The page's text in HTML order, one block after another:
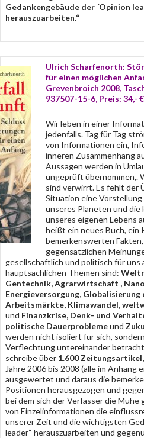
Gedankengebäude der ´Opinion
herauszuarbeiten.“
Ulrich Scharfenorth:
für einen möglichen
Grevenbroich 2008,
937507-15-6, Preis: 34,-
Wir leben in einer
jedenfalls. Tag für Tag
von Informationen ein,
inneren Zusammenhang
Aussagen werden in
ungeprüft übernommen,.
sind verwirrt. Es fehlt der
Situation eine
unseres Planeten und die
unseres eigenen Lebens
heißt ein neues Buch, ein
bemerkenswerten
gegensätzlichen
gesellschaftlich und politisch für uns
hauptsächlichen Themen sind:
Gentechnik, Agrarwirtschaft ,
Energieversorgung,
Arbeitsmärkte, Klimawandel,
und Finanzkrise, Denk- und
politische Dauerproblemeund
werden nicht isoliert für sich,
Verflechtung untereinander
schreibe über 1.600
Jahre 2006 bis 2008 (alle im Anhang
ausgewertet und daraus die
Positionen herausgezogen und
bei dem sich der Verfasser die Mühe
von Einzelinformationen die
unserer Zeit und die wichtigsten
leader“ herauszuarbeiten und